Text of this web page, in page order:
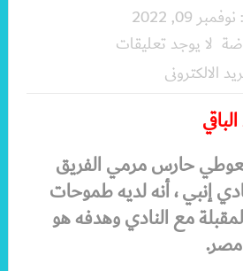
نوفمبر 09, 2022
لا يوجد تعليقات
الالكترونى
حارس مرمي الفريق
إنبي ، أنه لديه طموحات
مع النادي وهدفه هو
مصر.